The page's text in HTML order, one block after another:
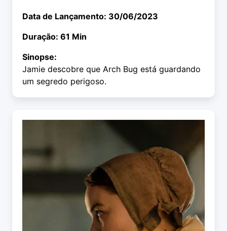
Data de Lançamento: 30/06/2023
Duração: 61 Min
Sinopse:
Jamie descobre que Arch Bug está guardando
um segredo perigoso.